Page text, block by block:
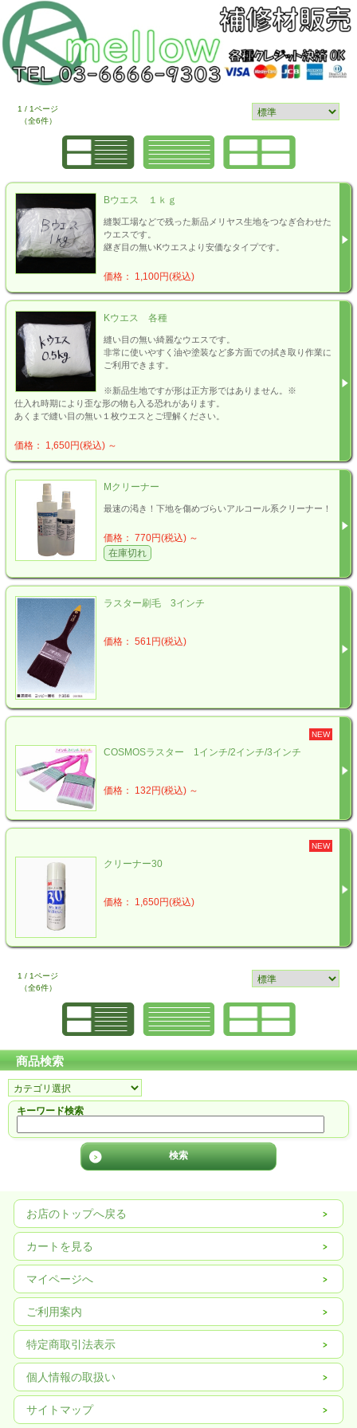
1 / 1ページ
（全6件）
Bウエス １ｋｇ
縫製工場などで残った新品メリヤス生地をつなぎ合わせた
ウエスです。
継ぎ目の無いKウエスより安価なタイプです。
価格： 1,100円(税込)
Kウエス 各種
縫い目の無い綺麗なウエスです。
非常に使いやすく油や塗装など多方面での拭き取り作業に
ご利用できます。
※新品生地ですが形は正方形ではありません。※
仕入れ時期により歪な形の物も入る恐れがあります。
あくまで縫い目の無い１枚ウエスとご理解ください。
価格： 1,650円(税込) ～
Mクリーナー
最速の渇き！下地を傷めづらいアルコール系クリーナー！
価格： 770円(税込) ～
在庫切れ
ラスター刷毛 3インチ
価格： 561円(税込)
NEW
COSMOSラスター 1インチ/2インチ/3インチ
価格： 132円(税込) ～
NEW
クリーナー30
価格： 1,650円(税込)
1 / 1ページ
（全6件）
商品検索
キーワード検索
お店のトップへ戻る
カートを見る
マイページへ
ご利用案内
特定商取引法表示
個人情報の取扱い
サイトマップ